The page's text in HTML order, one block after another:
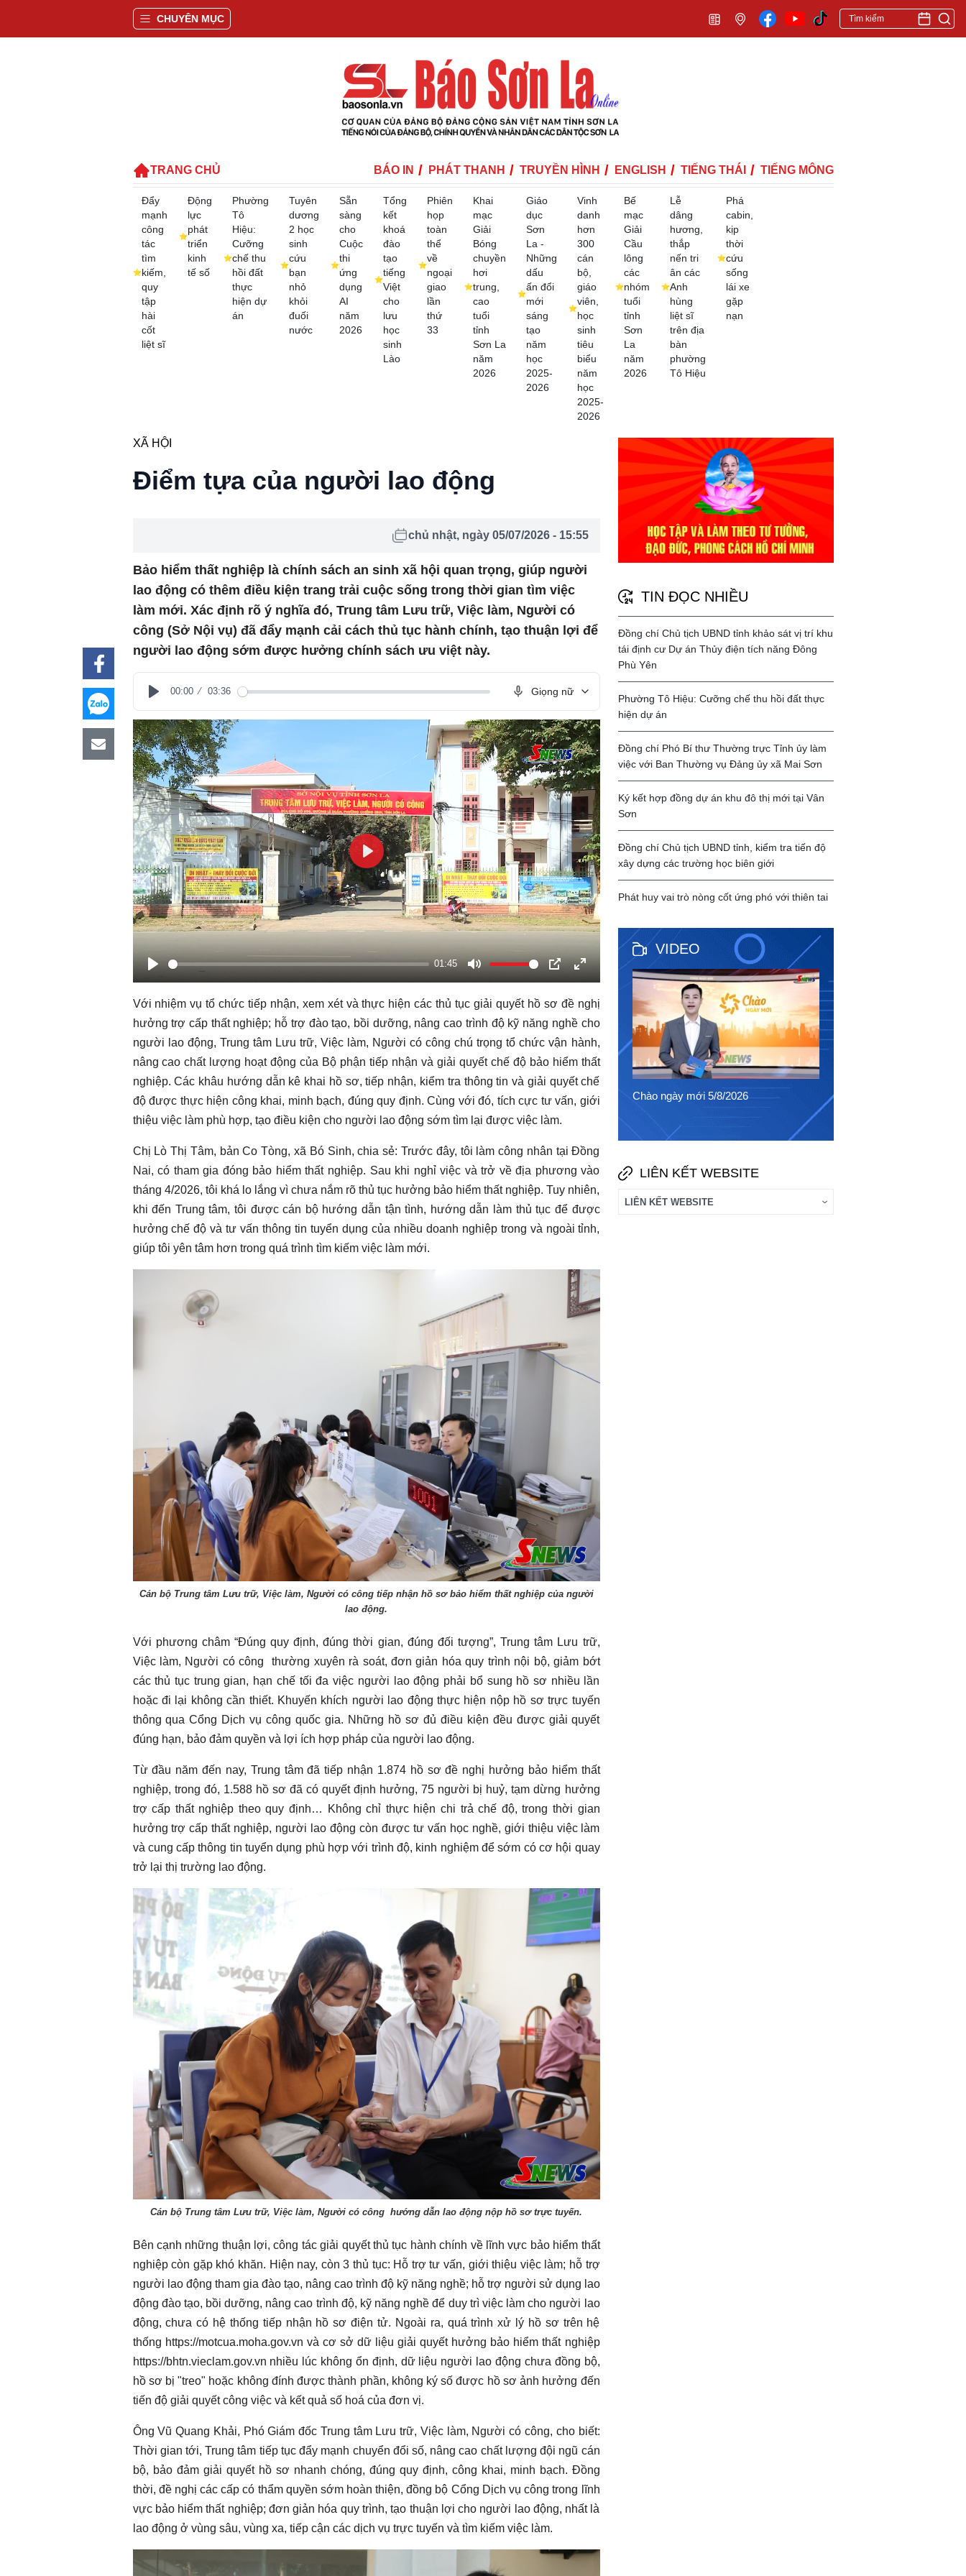
CHUYÊN MỤC
TRANG CHỦ BÁO IN PHÁT THANH TRUYỀN HÌNH ENGLISH TIẾNG THÁI TIẾNG MÔNG
Đẩy
mạnh
công
tác
tìm
kiếm,
quy
tập
hài
cốt
liệt sĩ
Động
lực
phát
triển
kinh
tế số
Phường
Tô
Hiệu:
Cưỡng
chế thu
hồi đất
thực
hiện dự
án
Tuyên
dương
2 học
sinh
cứu
bạn
nhỏ
khỏi
đuối
nước
Sẵn
sàng
cho
Cuộc
thi
ứng
dụng
AI
năm
2026
Tổng
kết
khoá
đào
tạo
tiếng
Việt
cho
lưu
học
sinh
Lào
Phiên
họp
toàn
thể
về
ngoại
giao
lần
thứ
33
Khai
mạc
Giải
Bóng
chuyền
hơi
trung,
cao
tuổi
tỉnh
Sơn La
năm
2026
Giáo
dục
Sơn
La -
Những
dấu
ấn đổi
mới
sáng
tạo
năm
học
2025-
2026
Vinh
danh
hơn
300
cán
bộ,
giáo
viên,
học
sinh
tiêu
biểu
năm
học
2025-
2026
Bế
mạc
Giải
Cầu
lông
các
nhóm
tuổi
tỉnh
Sơn
La
năm
2026
Lễ
dâng
hương,
thắp
nến tri
ân các
Anh
hùng
liệt sĩ
trên địa
bàn
phường
Tô Hiệu
Phá
cabin,
kịp
thời
cứu
sống
lái xe
gặp
nạn
XÃ HỘI
Điểm tựa của người lao động
chủ nhật, ngày 05/07/2026 - 15:55
Bảo hiểm thất nghiệp là chính sách an sinh xã hội quan trọng, giúp người
lao động có thêm điều kiện trang trải cuộc sống trong thời gian tìm việc
làm mới. Xác định rõ ý nghĩa đó, Trung tâm Lưu trữ, Việc làm, Người có
công (Sở Nội vụ) đã đẩy mạnh cải cách thủ tục hành chính, tạo thuận lợi để
người lao động sớm được hưởng chính sách ưu việt này.
Play
00:00 03:36 Giọng nữ
Play
01:45
Tắt
tiếng
PIP Toàn
màn
hình
Play
Với nhiệm vụ tổ chức tiếp nhận, xem xét và thực hiện các thủ tục giải quyết hồ sơ đề nghị
hưởng trợ cấp thất nghiệp; hỗ trợ đào tạo, bồi dưỡng, nâng cao trình độ kỹ năng nghề cho
người lao động, Trung tâm Lưu trữ, Việc làm, Người có công chú trọng tổ chức vận hành,
nâng cao chất lượng hoạt động của Bộ phận tiếp nhận và giải quyết chế độ bảo hiểm thất
nghiệp. Các khâu hướng dẫn kê khai hồ sơ, tiếp nhận, kiểm tra thông tin và giải quyết chế
độ được thực hiện công khai, minh bạch, đúng quy định. Cùng với đó, tích cực tư vấn, giới
thiệu việc làm phù hợp, tạo điều kiện cho người lao động sớm tìm lại được việc làm.
Chị Lò Thị Tâm, bản Co Tòng, xã Bó Sinh, chia sẻ: Trước đây, tôi làm công nhân tại Đồng
Nai, có tham gia đóng bảo hiểm thất nghiệp. Sau khi nghỉ việc và trở về địa phương vào
tháng 4/2026, tôi khá lo lắng vì chưa nắm rõ thủ tục hưởng bảo hiểm thất nghiệp. Tuy nhiên,
khi đến Trung tâm, tôi được cán bộ hướng dẫn tận tình, hướng dẫn làm thủ tục để được
hưởng chế độ và tư vấn thông tin tuyển dụng của nhiều doanh nghiệp trong và ngoài tỉnh,
giúp tôi yên tâm hơn trong quá trình tìm kiếm việc làm mới.
Cán bộ Trung tâm Lưu trữ, Việc làm, Người có công tiếp nhận hồ sơ bảo hiểm thất nghiệp của người
lao động.
Với phương châm “Đúng quy định, đúng thời gian, đúng đối tượng”, Trung tâm Lưu trữ,
Việc làm, Người có công thường xuyên rà soát, đơn giản hóa quy trình nội bộ, giảm bớt
các thủ tục trung gian, hạn chế tối đa việc người lao động phải bổ sung hồ sơ nhiều lần
hoặc đi lại không cần thiết. Khuyến khích người lao động thực hiện nộp hồ sơ trực tuyến
thông qua Cổng Dịch vụ công quốc gia. Những hồ sơ đủ điều kiện đều được giải quyết
đúng hạn, bảo đảm quyền và lợi ích hợp pháp của người lao động.
Từ đầu năm đến nay, Trung tâm đã tiếp nhận 1.874 hồ sơ đề nghị hưởng bảo hiểm thất
nghiệp, trong đó, 1.588 hồ sơ đã có quyết định hưởng, 75 người bị huỷ, tạm dừng hưởng
trợ cấp thất nghiệp theo quy định… Không chỉ thực hiện chi trả chế độ, trong thời gian
hưởng trợ cấp thất nghiệp, người lao động còn được tư vấn học nghề, giới thiệu việc làm
và cung cấp thông tin tuyển dụng phù hợp với trình độ, kinh nghiệm để sớm có cơ hội quay
trở lại thị trường lao động.
Cán bộ Trung tâm Lưu trữ, Việc làm, Người có công hướng dẫn lao động nộp hồ sơ trực tuyến.
Bên cạnh những thuận lợi, công tác giải quyết thủ tục hành chính về lĩnh vực bảo hiểm thất
nghiệp còn gặp khó khăn. Hiện nay, còn 3 thủ tục: Hỗ trợ tư vấn, giới thiệu việc làm; hỗ trợ
người lao động tham gia đào tạo, nâng cao trình độ kỹ năng nghề; hỗ trợ người sử dụng lao
động đào tạo, bồi dưỡng, nâng cao trình độ, kỹ năng nghề để duy trì việc làm cho người lao
động, chưa có hệ thống tiếp nhận hồ sơ điện tử. Ngoài ra, quá trình xử lý hồ sơ trên hệ
thống https://motcua.moha.gov.vn và cơ sở dữ liệu giải quyết hưởng bảo hiểm thất nghiệp
https://bhtn.vieclam.gov.vn nhiều lúc không ổn định, dữ liệu người lao động chưa đồng bộ,
hồ sơ bị "treo" hoặc không đính được thành phần, không ký số được hồ sơ ảnh hưởng đến
tiến độ giải quyết công việc và kết quả số hoá của đơn vị.
Ông Vũ Quang Khải, Phó Giám đốc Trung tâm Lưu trữ, Việc làm, Người có công, cho biết:
Thời gian tới, Trung tâm tiếp tục đẩy mạnh chuyển đổi số, nâng cao chất lượng đội ngũ cán
bộ, bảo đảm giải quyết hồ sơ nhanh chóng, đúng quy định, công khai, minh bạch. Đồng
thời, đề nghị các cấp có thẩm quyền sớm hoàn thiện, đồng bộ Cổng Dịch vụ công trong lĩnh
vực bảo hiểm thất nghiệp; đơn giản hóa quy trình, tạo thuận lợi cho người lao động, nhất là
lao động ở vùng sâu, vùng xa, tiếp cận các dịch vụ trực tuyến và tìm kiếm việc làm.
TIN ĐỌC NHIỀU
Đồng chí Chủ tịch UBND tỉnh khảo sát vị trí khu
tái định cư Dự án Thủy điện tích năng Đông
Phù Yên
Phường Tô Hiệu: Cưỡng chế thu hồi đất thực
hiện dự án
Đồng chí Phó Bí thư Thường trực Tỉnh ủy làm
việc với Ban Thường vụ Đảng ủy xã Mai Sơn
Ký kết hợp đồng dự án khu đô thị mới tại Vân
Sơn
Đồng chí Chủ tịch UBND tỉnh, kiểm tra tiến độ
xây dựng các trường học biên giới
Phát huy vai trò nòng cốt ứng phó với thiên tai
VIDEO
Chào ngày mới 1/8/2026 Chào ngày mới 31/7/2026
Chào ngày mới 6/8/2026 Chào ngày mới 5/8/2026
Chào ngày mới 4/8/2026
LIÊN KẾT WEBSITE